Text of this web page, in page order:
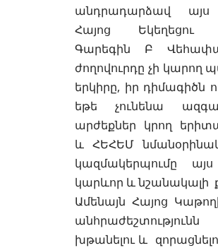
անդրադարձավ այս
Հայոց Եկեղեցու
Գարեգին Բ
ժողովուրդը չի կարող
երկիրը, իր դիմագիծն
եթե չունենա
արժեքներ կրող
և ՀԵՀԵՄ
կազմակերպումը այս
կարևոր և նշանակալի
Ամենայն Հայոց
խթանելու և